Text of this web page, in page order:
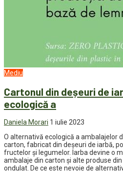
Mediu
Cartonul din deșeuri de
ecologică a
Daniela Morari 1 iulie 2023
O alternativă ecologică a ambalajelor
carton, fabricat din deșeuri de iarbă,
fructelor și legumelor. Iarba devine o
ambalaje din carton și alte produse
ondulat. De ce este nevoie de